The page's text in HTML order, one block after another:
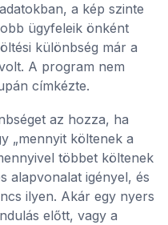
a kép szinte
ügyfeleik önként
különbség már a
A program nem
címkézte.
az hozza, ha
„mennyit költenek a
többet költenek
alapvonalat igényel, és
ilyen. Akár egy nyers
előtt, vagy a